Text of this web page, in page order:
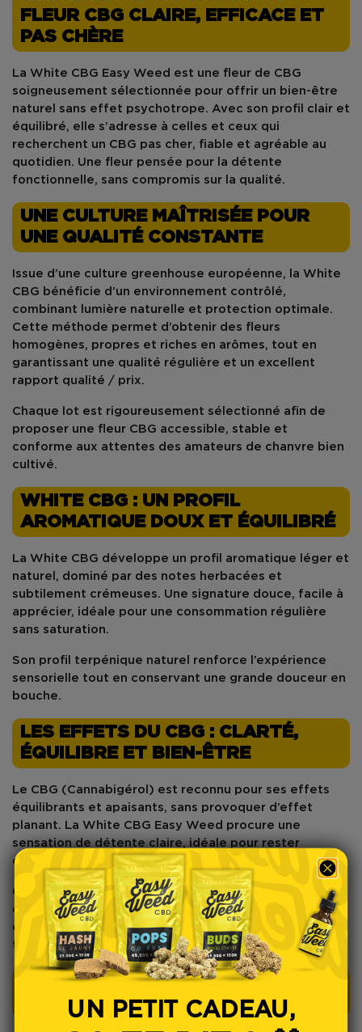
FLEUR CBG CLAIRE, EFFICACE ET
PAS CHÈRE
La White CBG Easy Weed est une fleur de CBG
soigneusement sélectionnée pour offrir un
bien-être
naturel
sans effet psychotrope. Avec son profil clair et
équilibré, elle s’adresse à celles et ceux qui
recherchent un CBG pas cher , fiable et agréable au
quotidien. Une fleur pensée pour la détente
fonctionnelle, sans compromis sur la qualité.
UNE CULTURE MAÎTRISÉE POUR
UNE QUALITÉ CONSTANTE
Issue d’une culture greenhouse européenne , la White
CBG bénéficie d’un environnement contrôlé,
combinant lumière naturelle et protection optimale.
Cette méthode permet d’obtenir des fleurs
homogènes, propres et riches en arômes, tout en
garantissant une qualité régulière et un excellent
rapport qualité / prix
Chaque lot est rigoureusement sélectionné afin de
proposer une fleur CBG accessible, stable et
conforme aux attentes des amateurs de chanvre bien
cultivé.
WHITE CBG : UN PROFIL
AROMATIQUE DOUX ET ÉQUILIBRÉ
La White CBG développe un profil aromatique léger et
naturel
, dominé par des notes herbacées et
subtilement crémeuses . Une signature douce, facile à
apprécier, idéale pour une consommation régulière
sans saturation.
Son profil terpénique naturel
renforce l’expérience
sensorielle tout en conservant une grande douceur en
bouche.
LES EFFETS DU CBG : CLARTÉ,
ÉQUILIBRE ET BIEN-ÊTRE
Le CBG (Cannabigérol) est reconnu pour ses effets
équilibrants et apaisants , sans provoquer d’effet
planant. La White CBG Easy Weed
procure une
sensation de détente claire , idéale pour rester
concentré et détendu à la fois.
C’est une fleur parfaitement adaptée à une
consommation en journée ou lors de moments de
détente active, pour profiter des bienfaits du chanvre
tout en conservant unelucidité totale.
POURQUOI CHOISIR LA WHITE
CBG EASY WEED ?
UN PETIT CADEAU,